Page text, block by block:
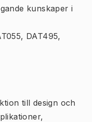
kunskaper i
DAT495,
till design och